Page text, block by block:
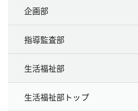
企画部
指導監査部
生活福祉部
生活福祉部トップ